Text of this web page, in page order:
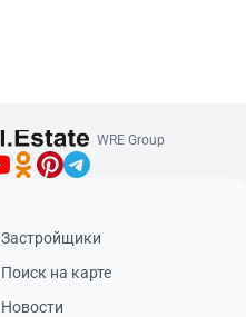
WRE Group
Застройщики
Поиск на карте
Новости